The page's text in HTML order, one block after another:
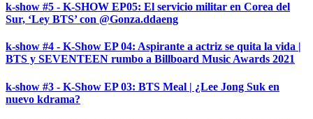
k-show #5 - K-SHOW EP05: El servicio militar en Corea del
Sur, ‘Ley BTS’ con @Gonza.ddaeng
k-show #4 - K-Show EP 04: Aspirante a actriz se quita la vida |
BTS y SEVENTEEN rumbo a Billboard Music Awards 2021
k-show #3 - K-Show EP 03: BTS Meal | ¿Lee Jong Suk en
nuevo kdrama?